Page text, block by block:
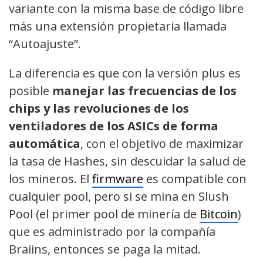
variante con la misma base de código libre
más una extensión propietaria llamada
“Autoajuste”.
La diferencia es que con la versión plus es
posible manejar las frecuencias de los
chips y las revoluciones de los
ventiladores de los ASICs de forma
automática, con el objetivo de maximizar
la tasa de Hashes, sin descuidar la salud de
los mineros. El firmware es compatible con
cualquier pool, pero si se mina en Slush
Pool (el primer pool de minería de Bitcoin)
que es administrado por la compañía
Braiins, entonces se paga la mitad.